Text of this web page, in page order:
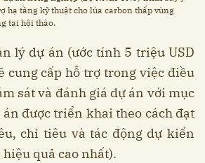
hạ tầng kỹ thuật cho lúa carbon thấp vùng
tại hội thảo.
lý dự án (ước tính 5 triệu USD
cung cấp hỗ trợ trong việc điều
sát và đánh giá dự án với mục
được triển khai theo cách đạt
chỉ tiêu và tác động dự kiến
quả cao nhất).